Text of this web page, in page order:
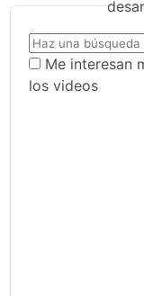
Me interesan
los videos